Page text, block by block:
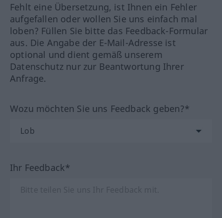
Fehlt eine Übersetzung, ist Ihnen ein Fehler
aufgefallen oder wollen Sie uns einfach mal
loben? Füllen Sie bitte das Feedback-Formular
aus. Die Angabe der E-Mail-Adresse ist
optional und dient gemäß unserem
Datenschutz nur zur Beantwortung Ihrer
Anfrage.
Wozu möchten Sie uns Feedback geben?*
Ihr Feedback*